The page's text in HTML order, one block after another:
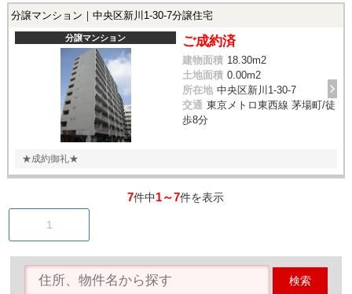
分譲マンション｜中央区新川1-30-7分譲住宅
分譲マンション ご成約済
建物面積 18.30m2
土地面積 0.00m2
所在地 中央区新川1-30-7
交通 東京メトロ東西線 茅場町/徒
歩8分
★成約御礼★
7件中1～7件を表示
1
検索